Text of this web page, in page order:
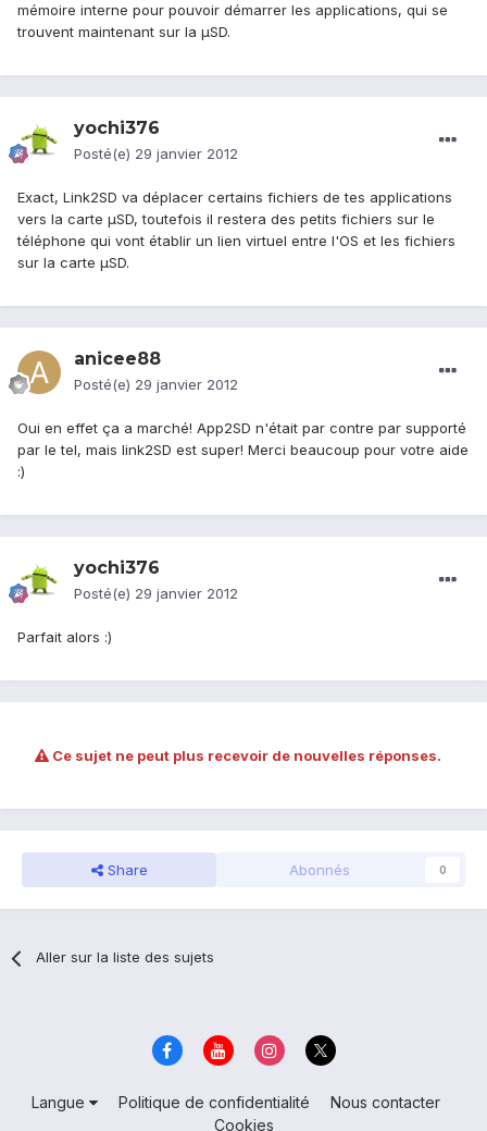
mémoire interne pour pouvoir démarrer les applications, qui se
trouvent maintenant sur la µSD.
yochi376
Posté(e) 29 janvier 2012
Exact, Link2SD va déplacer certains fichiers de tes applications
vers la carte µSD, toutefois il restera des petits fichiers sur le
téléphone qui vont établir un lien virtuel entre l'OS et les fichiers
sur la carte µSD.
anicee88
Posté(e) 29 janvier 2012
Oui en effet ça a marché! App2SD n'était par contre par supporté
par le tel, mais link2SD est super! Merci beaucoup pour votre aide
:)
yochi376
Posté(e) 29 janvier 2012
Parfait alors :)
Ce sujet ne peut plus recevoir de nouvelles réponses.
Share Abonnés 0
Aller sur la liste des sujets
Langue Politique de confidentialité
Nous contacter
Cookies